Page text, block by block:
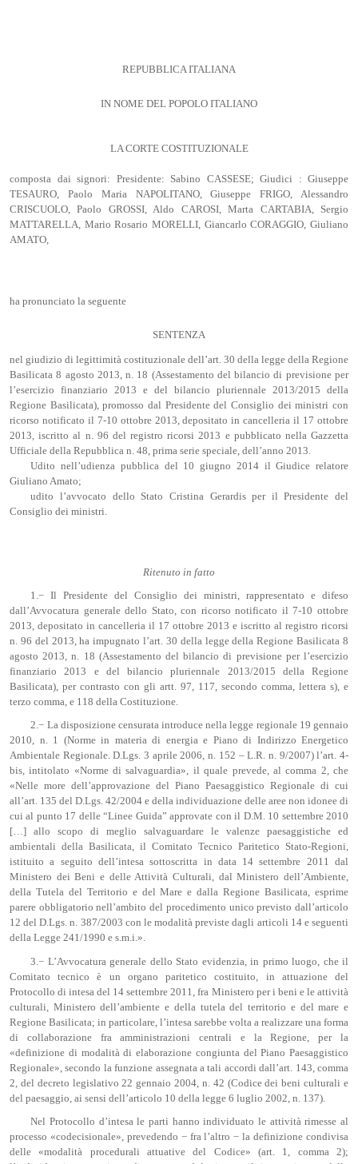
REPUBBLICA ITALIANA
IN NOME DEL POPOLO ITALIANO
LA CORTE COSTITUZIONALE
composta dai signori: Presidente: Sabino CASSESE; Giudici : Giuseppe
TESAURO, Paolo Maria NAPOLITANO, Giuseppe FRIGO, Alessandro
CRISCUOLO, Paolo GROSSI, Aldo CAROSI, Marta CARTABIA, Sergio
MATTARELLA, Mario Rosario MORELLI, Giancarlo CORAGGIO, Giuliano
AMATO,
ha pronunciato la seguente
SENTENZA
nel giudizio di legittimità costituzionale dell’art. 30 della legge della Regione
Basilicata 8 agosto 2013, n. 18 (Assestamento del bilancio di previsione per
l’esercizio finanziario 2013 e del bilancio pluriennale 2013/2015 della
Regione Basilicata), promosso dal Presidente del Consiglio dei ministri con
ricorso notificato il 7-10 ottobre 2013, depositato in cancelleria il 17 ottobre
2013, iscritto al n. 96 del registro ricorsi 2013 e pubblicato nella Gazzetta
Ufficiale della Repubblica n. 48, prima serie speciale, dell’anno 2013.
Udito nell’udienza pubblica del 10 giugno 2014 il Giudice relatore
Giuliano Amato;
udito l’avvocato dello Stato Cristina Gerardis per il Presidente del
Consiglio dei ministri.
Ritenuto in fatto
1.− Il Presidente del Consiglio dei ministri, rappresentato e difeso
dall’Avvocatura generale dello Stato, con ricorso notificato il 7-10 ottobre
2013, depositato in cancelleria il 17 ottobre 2013 e iscritto al registro ricorsi
n. 96 del 2013, ha impugnato l’art. 30 della legge della Regione Basilicata 8
agosto 2013, n. 18 (Assestamento del bilancio di previsione per l’esercizio
finanziario 2013 e del bilancio pluriennale 2013/2015 della Regione
Basilicata), per contrasto con gli artt. 97, 117, secondo comma, lettera s), e
terzo comma, e 118 della Costituzione.
2.− La disposizione censurata introduce nella legge regionale 19 gennaio
2010, n. 1 (Norme in materia di energia e Piano di Indirizzo Energetico
Ambientale Regionale. D.Lgs. 3 aprile 2006, n. 152 – L.R. n. 9/2007) l’art. 4-
bis, intitolato «Norme di salvaguardia», il quale prevede, al comma 2, che
«Nelle more dell’approvazione del Piano Paesaggistico Regionale di cui
all’art. 135 del D.Lgs. 42/2004 e della individuazione delle aree non idonee di
cui al punto 17 delle “Linee Guida” approvate con il D.M. 10 settembre 2010
[…] allo scopo di meglio salvaguardare le valenze paesaggistiche ed
ambientali della Basilicata, il Comitato Tecnico Paritetico Stato-Regioni,
istituito a seguito dell’intesa sottoscritta in data 14 settembre 2011 dal
Ministero dei Beni e delle Attività Culturali, dal Ministero dell’Ambiente,
della Tutela del Territorio e del Mare e dalla Regione Basilicata, esprime
parere obbligatorio nell’ambito del procedimento unico previsto dall’articolo
12 del D.Lgs. n. 387/2003 con le modalità previste dagli articoli 14 e seguenti
della Legge 241/1990 e s.m.i.».
3.− L’Avvocatura generale dello Stato evidenzia, in primo luogo, che il
Comitato tecnico è un organo paritetico costituito, in attuazione del
Protocollo di intesa del 14 settembre 2011, fra Ministero per i beni e le attività
culturali, Ministero dell’ambiente e della tutela del territorio e del mare e
Regione Basilicata; in particolare, l’intesa sarebbe volta a realizzare una forma
di collaborazione fra amministrazioni centrali e la Regione, per la
«definizione di modalità di elaborazione congiunta del Piano Paesaggistico
Regionale», secondo la funzione assegnata a tali accordi dall’art. 143, comma
2, del decreto legislativo 22 gennaio 2004, n. 42 (Codice dei beni culturali e
del paesaggio, ai sensi dell’articolo 10 della legge 6 luglio 2002, n. 137).
Nel Protocollo d’intesa le parti hanno individuato le attività rimesse al
processo «codecisionale», prevedendo − fra l’altro − la definizione condivisa
delle «modalità procedurali attuative del Codice» (art. 1, comma 2);